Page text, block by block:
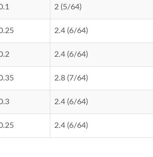
2 (5/64)
2.4 (6/64)
2.4 (6/64)
2.8 (7/64)
2.4 (6/64)
2.4 (6/64)